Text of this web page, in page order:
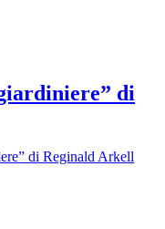
di
di Reginald Arkell